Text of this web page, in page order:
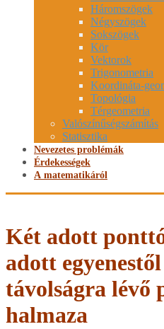
Háromszögek
Négyszögek
Sokszögek
Kör
Vektorok
Trigonometria
Koordináta-
Topológia
Térgeometria
Valószínűségszámítás
Statisztika
Nevezetes problémák
Érdekességek
A matematikáról
Két adott
adott
távolságra lévő
halmaza